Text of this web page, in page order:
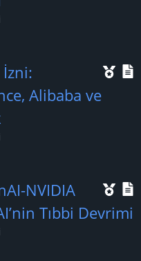
n
Ö
n
İzni:
Alibaba ve
Ö
n
NVIDIA
Tıbbi Devrimi